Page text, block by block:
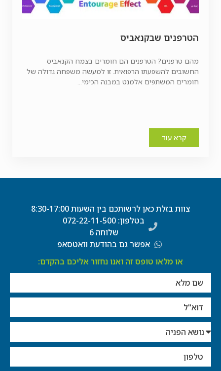
הטרפנים שבקנאביס
מהם טרפנים? הטרפנים הם חומרים בצמח הקנאביס
החשובים להשפעתו הרפואית. זו למעשה משפחה גדולה של
חומרים המשתפים אלמנט במבנה הכימי...
קרא עוד
צוות בזלת כאן לרשותכם בין השעות 8:30-17:00
בטלפון: 072-22-11-500
שלוחה 6
אפשר גם בהודעת וואטסאפ
או מלאו טופס זה ואנו נחזור אליכם בהקדם: